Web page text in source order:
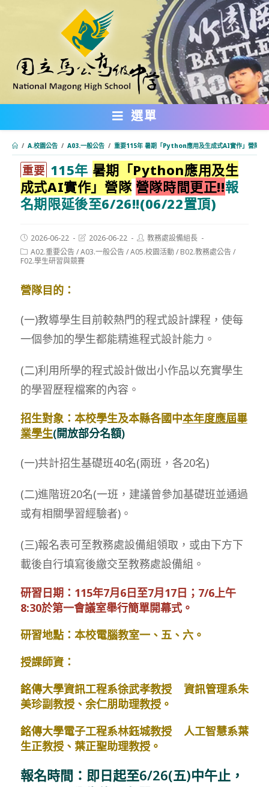
內
選單
/ A.校園公告 / A03.一般公告 / 重要115年 暑期「Python應用及生成式AI實作」營隊
重要 115年 暑期「Python應用及生
成式AI實作」營隊 營隊時間更正!!報
名期限延後至6/26!!(06/22置頂)
Post
published:
2026-06-22
Post
modified:
2026-06-22
Post
author:
教務處設備組長
Post
category:
A02.重要公告/A03.一般公告/A05.校園活動/ B02.教務處公告/
F02.學生研習與競賽
營隊目的：
(一)教導學生目前較熱門的程式設計課程，使每
一個參加的學生都能精進程式設計能力。
(二)利用所學的程式設計做出小作品以充實學生
的學習歷程檔案的內容。
招生對象：本校學生及本縣各國中本年度應屆畢
業學生(開放部分名額)
(一)共計招生基礎班40名(兩班，各20名)
(二)進階班20名(一班，建議曾參加基礎班並通過
或有相關學習經驗者)。
(三)報名表可至教務處設備組領取，或由下方下
載後自行填寫後繳交至教務處設備組。
研習日期：115年7月6日至7月17日；7/6上午
8:30於第一會議室舉行簡單開幕式。
研習地點：本校電腦教室一、五、六。
授課師資：
銘傳大學資訊工程系徐武孝教授 資訊管理系朱
美珍副教授、余仁朋助理教授。
銘傳大學電子工程系林鈺城教授 人工智慧系葉
生正教授、葉正聖助理教授。
報名時間：即日起至6/26(五)中午止，